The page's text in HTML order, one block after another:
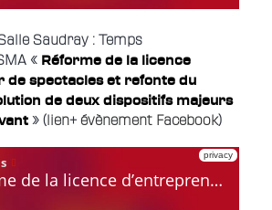
Saudray : Temps
« Réforme de la licence
de spectacles et refonte du
de deux dispositifs majeurs
» ( lien+ évènement Facebook)